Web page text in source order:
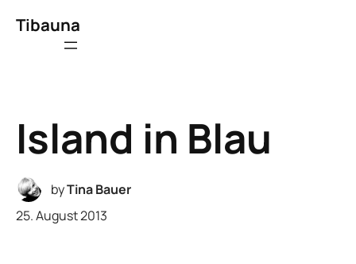
Tibauna
Island in Blau
byTina Bauer
25. August 2013